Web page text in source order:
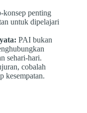
konsep penting
untuk dipelajari
PAI bukan
sehari-hari.
cobalah
kesempatan.